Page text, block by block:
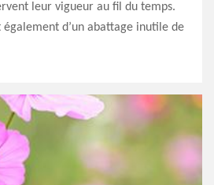
leur vigueur au fil du temps.
également d’un abattage inutile de